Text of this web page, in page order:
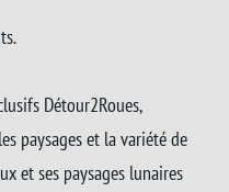
Détour2Roues,
paysages et la variété de
et ses paysages lunaires